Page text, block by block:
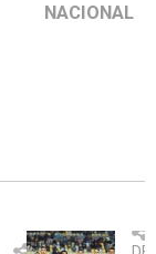
NACIONAL
Copa